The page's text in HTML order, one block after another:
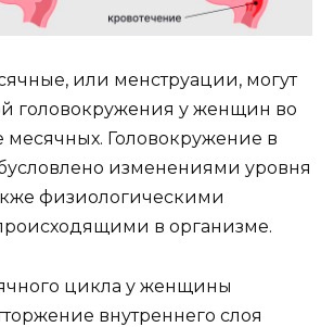
или менструации, могут
головокружения у женщин во
месячных. Головокружение в
изменениями уровня
физиологическими
в организме.
цикла у женщины
внутреннего слоя